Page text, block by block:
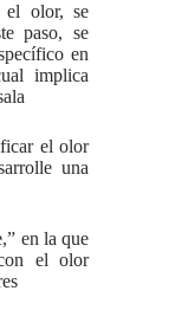
el olor, se
paso, se
en
implica
el olor
una
en la que
el olor